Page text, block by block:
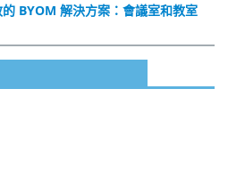
BYOM 解決方案：會議室和教室